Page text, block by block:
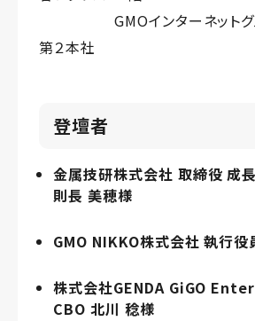
GMOインターネットグル
第２本社
登壇者
金属技研株式会社 取締役 成
則長 美穂様
GMO NIKKO株式会社 執行役
株式会社GENDA GiGO
CBO 北川 稔様